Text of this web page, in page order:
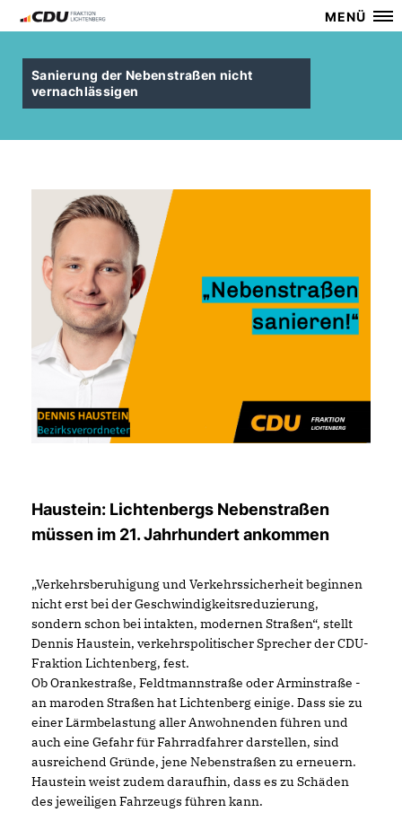
MENÜ
Sanierung der Nebenstraßen nicht
vernachlässigen
Haustein: Lichtenbergs Nebenstraßen
müssen im 21. Jahrhundert ankommen
Verkehrsberuhigung und Verkehrssicherheit beginnen
nicht erst bei der Geschwindigkeitsreduzierung,
sondern schon bei intakten, modernen Straßen“, stellt
Dennis Haustein, verkehrspolitischer Sprecher der CDU-
Fraktion Lichtenberg, fest.
Ob Orankestraße, Feldtmannstraße oder Arminstraße -
an maroden Straßen hat Lichtenberg einige. Dass sie zu
einer Lärmbelastung aller Anwohnenden führen und
auch eine Gefahr für Fahrradfahrer darstellen, sind
ausreichend Gründe, jene Nebenstraßen zu erneuern.
Haustein weist zudem daraufhin, dass es zu Schäden
des jeweiligen Fahrzeugs führen kann.